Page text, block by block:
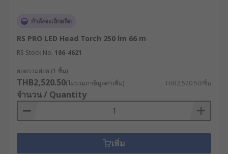
อันตราย เพื่อความปลอดภัยสูงสุดของผู้ปฏิบัติงาน
ไฟฉายคาดหัว คืออะไร ?
ไฟฉายคาดหัวไฟคาดหัวไฟคาดศีรษะ (Head
Torch/Headlamp) หรือที่หลายคนอาจเรียกว่า ไฟคาด
หน้าผาก คือ อุปกรณ์ส่องสว่างที่ออกแบบมาเพื่อให้ผู้ใช้
งานสามารถทำงานได้แบบ “Hands-Free” โดยไม่ต้อง
ถือไฟฉายไว้ในมือตลอดเวลา เหมาะสำหรับงานที่
งานกู้ภัย หรือกิจกรรมกลางแจ้งอย่างการเดินป่าและตั้ง
กำลังจะเลิกผลิต
RS PRO LED Head Torch 250 lm 66 m
RS Stock No. 186-4621
ยอดรวมย่อย (1 ชิ้น)
THB2,520.50(ไม่รวมภาษีมูลค่าเพิ่ม) THB2,520.50/ชิ้น
จำนวน / Quantity
เพิ่ม